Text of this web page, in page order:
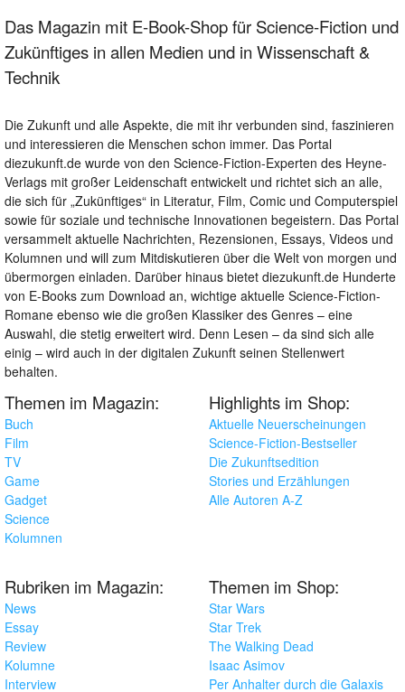
Das Magazin mit E-Book-Shop für Science-Fiction und
Zukünftiges in allen Medien und in Wissenschaft &
Technik
Die Zukunft und alle Aspekte, die mit ihr verbunden sind, faszinieren
und interessieren die Menschen schon immer. Das Portal
diezukunft.de wurde von den Science-Fiction-Experten des Heyne-
Verlags mit großer Leidenschaft entwickelt und richtet sich an alle,
die sich für „Zukünftiges“ in Literatur, Film, Comic und Computerspiel
sowie für soziale und technische Innovationen begeistern. Das Portal
versammelt aktuelle Nachrichten, Rezensionen, Essays, Videos und
Kolumnen und will zum Mitdiskutieren über die Welt von morgen und
übermorgen einladen. Darüber hinaus bietet diezukunft.de Hunderte
von E-Books zum Download an, wichtige aktuelle Science-Fiction-
Romane ebenso wie die großen Klassiker des Genres – eine
Auswahl, die stetig erweitert wird. Denn Lesen – da sind sich alle
einig – wird auch in der digitalen Zukunft seinen Stellenwert
behalten.
Themen im Magazin:
Buch
Film
TV
Game
Gadget
Science
Kolumnen
Highlights im Shop:
Aktuelle Neuerscheinungen
Science-Fiction-Bestseller
Die Zukunftsedition
Stories und Erzählungen
Alle Autoren A-Z
Rubriken im Magazin:
News
Essay
Review
Kolumne
Interview
Themen im Shop:
Star Wars
Star Trek
The Walking Dead
Isaac Asimov
Per Anhalter durch die Galaxis